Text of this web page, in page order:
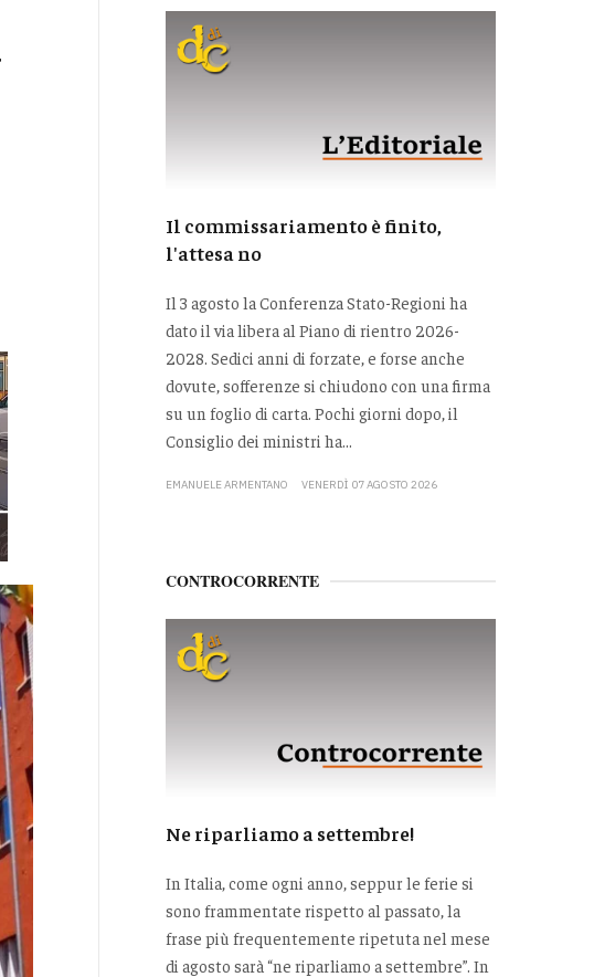
Il commissariamento è finito,
l'attesa no
Il 3 agosto la Conferenza Stato-Regioni ha
dato il via libera al Piano di rientro 2026-
2028. Sedici anni di forzate, e forse anche
dovute, sofferenze si chiudono con una firma
su un foglio di carta. Pochi giorni dopo, il
Consiglio dei ministri ha...
EMANUELE ARMENTANO VENERDÌ 07 AGOSTO 2026
CONTROCORRENTE
Ne riparliamo a settembre!
In Italia, come ogni anno, seppur le ferie si
sono frammentate rispetto al passato, la
frase più frequentemente ripetuta nel mese
di agosto sarà “ne riparliamo a settembre”. In